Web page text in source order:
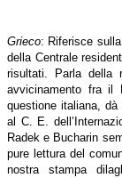
Grieco: Riferisce
della Centrale
risultati. Parla della
avvicinamento fra il
questione italiana,
al C. E.
Radek e Bucharin
pure lettura del
nostra stampa